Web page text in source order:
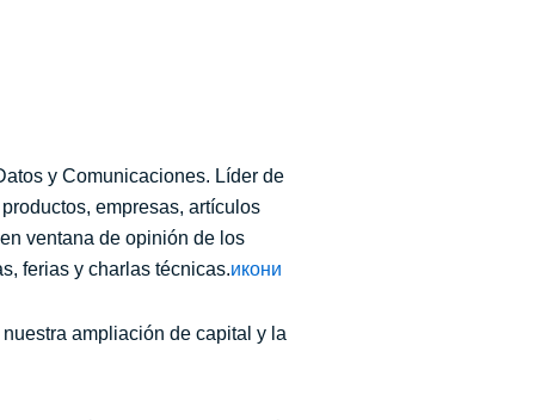
y Comunicaciones. Líder de
empresas, artículos
ventana de opinión de los
ferias y charlas técnicas.икони
ampliación de capital y la